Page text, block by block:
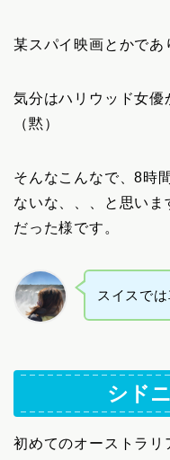
某スパイ映画とかであ
気分はハリウッド女優
（黙）
そんなこんなで、8時
ないな、、、と思い
だった様です。
スイスで
シド
初めてのオーストラリ